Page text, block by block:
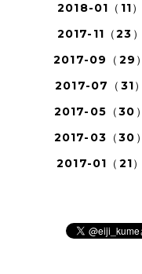
2018-01（11）
2017-11（23）
2017-09（29）
2017-07（31）
2017-05（30）
2017-03（30）
2017-01（21）